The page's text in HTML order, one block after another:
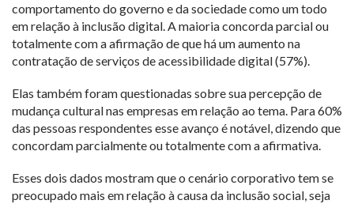
comportamento do governo e da sociedade como um todo
em relação à inclusão digital. A maioria concorda parcial ou
totalmente com a afirmação de que há um aumento na
contratação de serviços de acessibilidade digital (57%).
Elas também foram questionadas sobre sua percepção de
mudança cultural nas empresas em relação ao tema. Para 60%
das pessoas respondentes esse avanço é notável, dizendo que
concordam parcialmente ou totalmente com a afirmativa.
Esses dois dados mostram que o cenário corporativo tem se
preocupado mais em relação à causa da inclusão social, seja